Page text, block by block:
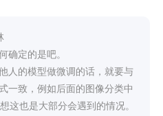
确定的是吧。
人的模型做微调的话，就要与
一致，例如后面的图像分类中
这也是大部分会遇到的情况。